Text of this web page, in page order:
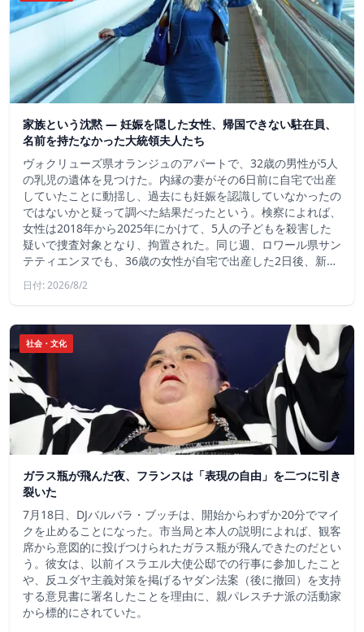
家族という沈黙 ― 妊娠を隠した女性、帰国できない駐在員、
名前を持たなかった大統領夫人たち
ヴォクリューズ県オランジュのアパートで、32歳の男性が5人
の乳児の遺体を見つけた。内縁の妻がその6日前に自宅で出産
していたことに動揺し、過去にも妊娠を認識していなかったの
ではないかと疑って調べた結果だったという。検察によれば、
女性は2018年から2025年にかけて、5人の子どもを殺害した
疑いで捜査対象となり、拘置された。同じ週、ロワール県サン
テティエンヌでも、36歳の女性が自宅で出産した2日後、新…
日付: 2026/8/2
社会・文化
ガラス瓶が飛んだ夜、フランスは「表現の自由」を二つに引き
裂いた
7月18日、DJバルバラ・ブッチは、開始からわずか20分でマイ
クを止めることになった。市当局と本人の説明によれば、観客
席から意図的に投げつけられたガラス瓶が飛んできたのだとい
う。彼女は、以前イスラエル大使公邸での行事に参加したこと
や、反ユダヤ主義対策を掲げるヤダン法案（後に撤回）を支持
する意見書に署名したことを理由に、親パレスチナ派の活動家
から標的にされていた。